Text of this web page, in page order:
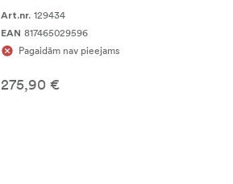
Art.nr. 129434
EAN 817465029596
Pagaidām nav pieejams
275,90 €